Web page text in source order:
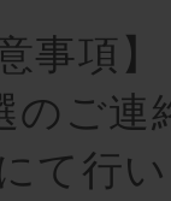
事項】
のご連
て行